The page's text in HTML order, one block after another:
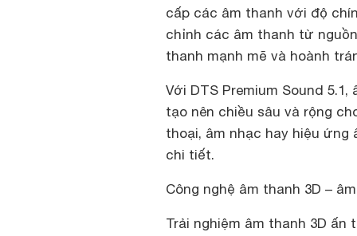
cấp các âm thanh với độ
chỉnh các âm thanh từ
thanh mạnh mẽ và hoành
Với DTS Premium Sound
tạo nên chiều sâu và rộng
thoại, âm nhạc hay hiệu
chi tiết.
Công nghệ âm thanh 3D –
Trải nghiệm âm thanh 3D